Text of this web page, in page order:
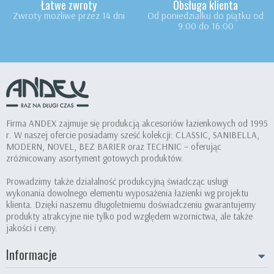
Łatwe zwroty
Zwroty możliwe przez 14 dni
Obsługa klienta
Od poniedziałku do piątku od
9:00 do 16:00
Firma ANDEX zajmuje się produkcją akcesoriów łazienkowych od 1995
r. W naszej ofercie posiadamy sześć kolekcji: CLASSIC, SANIBELLA,
MODERN, NOVEL, BEZ BARIER oraz TECHNIC – oferując
zróżnicowany asortyment gotowych produktów.
Prowadzimy także działalność produkcyjną świadcząc usługi
wykonania dowolnego elementu wyposażenia łazienki wg projektu
klienta. Dzięki naszemu długoletniemu doświadczeniu gwarantujemy
produkty atrakcyjne nie tylko pod względem wzornictwa, ale także
jakości i ceny.
Informacje